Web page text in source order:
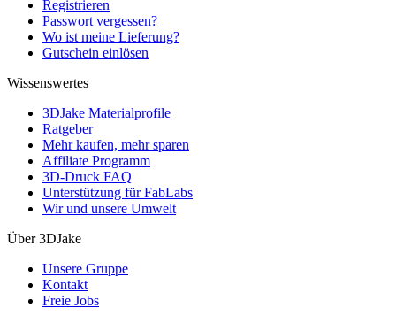
Registrieren
Passwort vergessen?
Wo ist meine Lieferung?
Gutschein einlösen
Wissenswertes
3DJake Materialprofile
Ratgeber
Mehr kaufen, mehr sparen
Affiliate Programm
3D-Druck FAQ
Unterstützung für FabLabs
Wir und unsere Umwelt
Über 3DJake
Unsere Gruppe
Kontakt
Freie Jobs